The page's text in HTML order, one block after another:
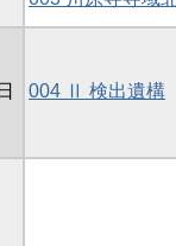
004 Ⅱ 検出遺構